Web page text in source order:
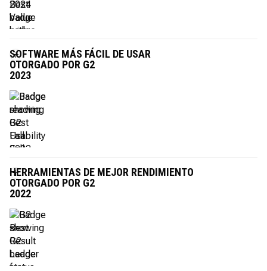
SOFTWARE MÁS FÁCIL DE USAR
OTORGADO POR G2
2023
HERRAMIENTAS DE MEJOR RENDIMIENTO
OTORGADO POR G2
2022